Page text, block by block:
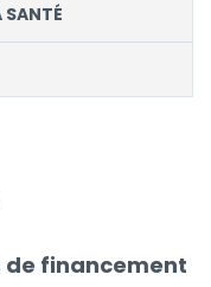
SANTÉ
de financement